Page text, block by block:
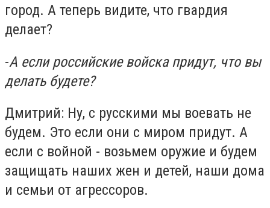
город. А теперь видите, что гвардия
делает?
-А если российские войска придут, что вы
делать будете?
Дмитрий: Ну, с русскими мы воевать не
будем. Это если они с миром придут. А
если с войной - возьмем оружие и будем
защищать наших жен и детей, наши дома
и семьи от агрессоров.